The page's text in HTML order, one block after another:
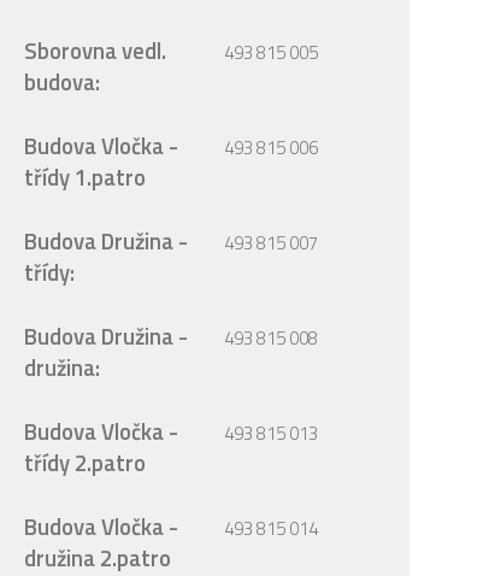
Sborovna vedl.
budova:
493 815 005
Budova Vločka -
třídy 1.patro
493 815 006
Budova Družina -
třídy:
493 815 007
Budova Družina -
družina:
493 815 008
Budova Vločka -
třídy 2.patro
493 815 013
Budova Vločka -
družina 2.patro
493 815 014